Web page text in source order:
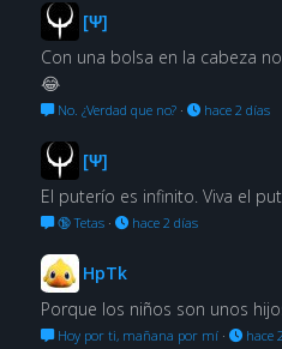
[Ψ]
Con una bolsa en la cabeza
😂
No. ¿Verdad que no?· hace 2 días
[Ψ]
El puterío es infinito. Viva el
🔞 Tetas· hace 2 días
HpTk
Porque los niños son unos
Hoy por ti, mañana por mí· hace